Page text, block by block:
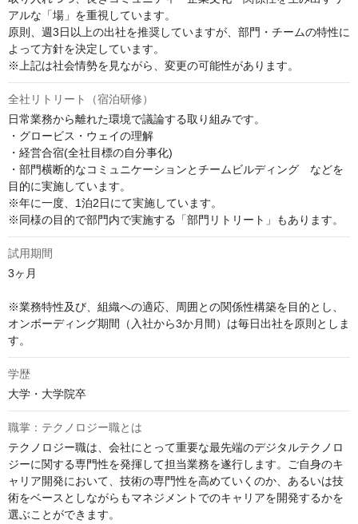
アルな「場」を重視しています。
原則、週3日以上の出社を推奨していますが、部門・チームの特性に
よって方針を決定しています。
※上記は社会情勢を見ながら、変更の可能性があります。
全社リトリート（宿泊研修）
日常業務から離れた環境で議論する取り組みです。
・グロービス・ウェイの理解
・経営合宿(全社目標の自分事化)
・部門横断的なコミュニケーションとチームビルディング　などを
目的に実施しています。
※年に一度、1泊2日にて実施しています。
※同様の目的で部門内で実施する「部門リトリート」もあります。
試用期間
3ヶ月
※業務特性及び、組織への適応、周囲との関係性構築を目的とし、
オンボーディング期間（入社から3か月間）は毎日出社を原則としま
す。
学歴
大学・大学院卒
職掌：テクノロジー職とは
テクノロジー職は、会社にとって重要な最先端のデジタルテクノロ
ジーに関する専門性を発揮して担当業務を遂行します。ご自身のキ
ャリア開発において、技術の専門性を高めていくのか、あるいは技
術をベースとしながらもマネジメントでのキャリアを開発するかを
選ぶことができます。